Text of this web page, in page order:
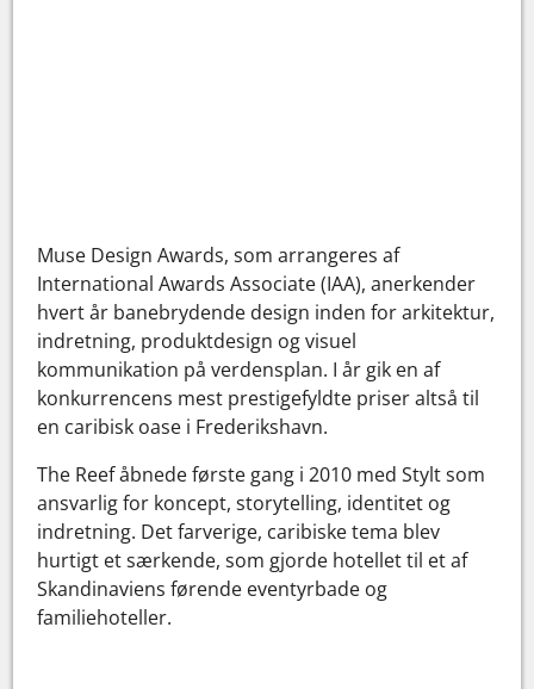
Muse Design Awards, som arrangeres af
International Awards Associate (IAA), anerkender
hvert år banebrydende design inden for arkitektur,
indretning, produktdesign og visuel
kommunikation på verdensplan. I år gik en af
konkurrencens mest prestigefyldte priser altså til
en caribisk oase i Frederikshavn.
The Reef åbnede første gang i 2010 med Stylt som
ansvarlig for koncept, storytelling, identitet og
indretning. Det farverige, caribiske tema blev
hurtigt et særkende, som gjorde hotellet til et af
Skandinaviens førende eventyrbade og
familiehoteller.